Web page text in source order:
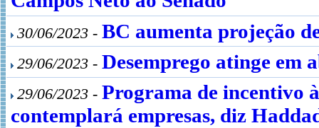
30/06/2023 - BC aumenta projeção
29/06/2023 - Desemprego atinge em
29/06/2023 - Programa de incentivo
contemplará empresas, diz